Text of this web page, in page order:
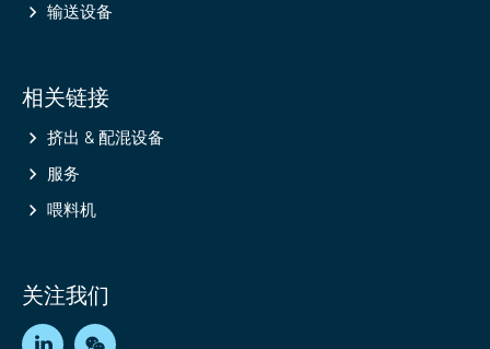
输送设备
相关链接
挤出 & 配混设备
服务
喂料机
关注我们
LinkedIn